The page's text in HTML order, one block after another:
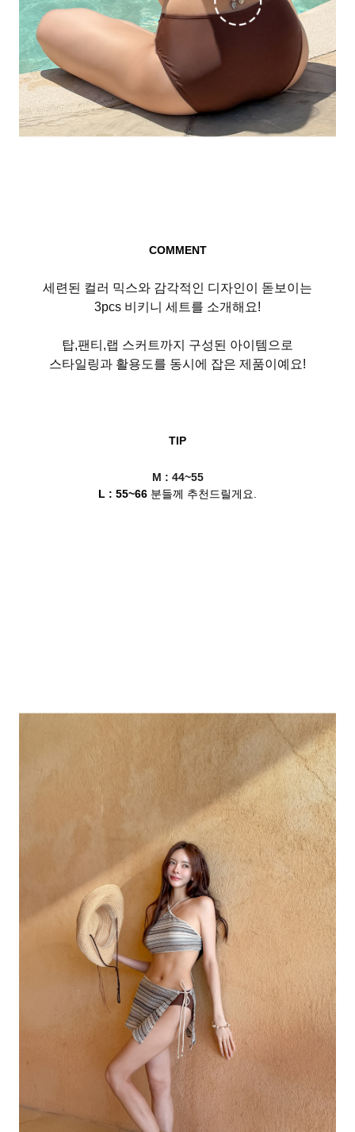
COMMENT
세련된 컬러 믹스와 감각적인 디자인이 돋보이는
3pcs 비키니 세트를 소개해요!
탑,팬티,랩 스커트까지 구성된 아이템으로
스타일링과 활용도를 동시에 잡은 제품이예요!
TIP
M : 44~55
L : 55~66 분들께 추천드릴게요.